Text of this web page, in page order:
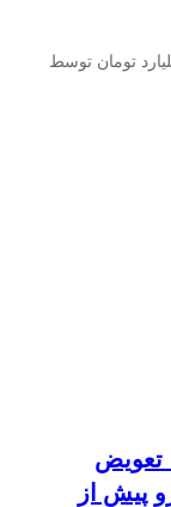
یاریس ۲۰۲۴ سدان با قیمت ۳.۲۵ میلیارد تومان توسط
تعویض
خودرو پیش از